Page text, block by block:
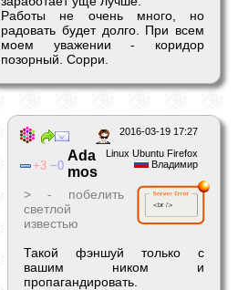
Работы не очень много, но
радовать будет долго. При всем
моем уважении - коридор
позорный. Сорри.
2016-03-19 17:27
Linux Ubuntu Firefox
Владимир
3 0
Ada
mos
> - побелить
светлой
известью
Такой фэншуй только с
вашим ником и
пропагандировать.